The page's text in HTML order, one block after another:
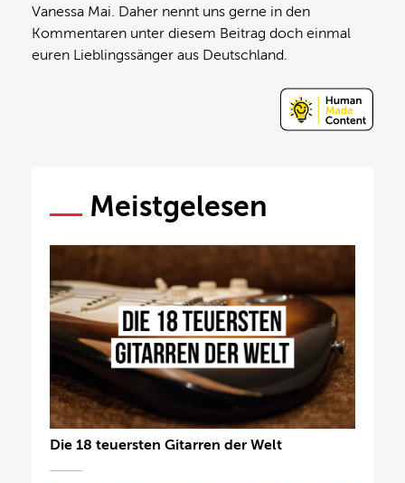
Vanessa Mai. Daher nennt uns gerne in den
Kommentaren unter diesem Beitrag doch einmal
euren Lieblingssänger aus Deutschland.
Meistgelesen
Die 18 teuersten Gitarren der Welt